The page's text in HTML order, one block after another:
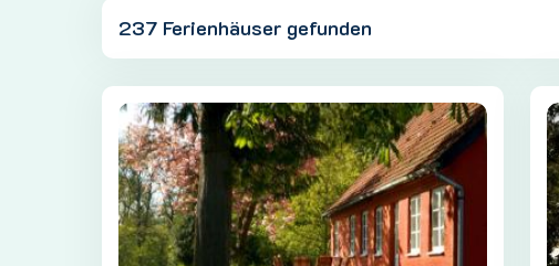
237 Ferienhäuser gefunden